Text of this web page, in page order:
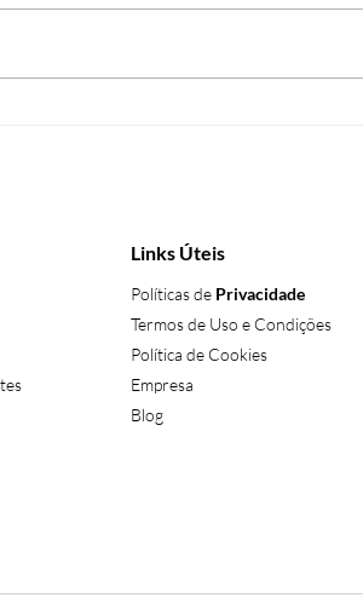
Links Úteis
Políticas de Privacidade
Termos de Uso e Condições
Política de Cookies
Empresa
Blog